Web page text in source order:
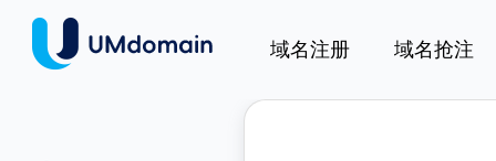
域名注册 域名抢注